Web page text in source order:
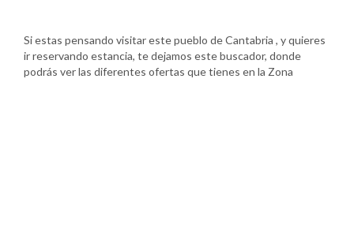
Si estas pensando visitar este pueblo de Cantabria , y quieres
ir reservando estancia, te dejamos este buscador, donde
podrás ver las diferentes ofertas que tienes en la Zona